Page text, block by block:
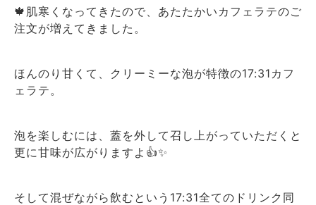
🍁肌寒くなってきたので、あたたかいカフェラテのご
注文が増えてきました。
ほんのり甘くて、クリーミーな泡が特徴の17:31カフ
ェラテ。
泡を楽しむには、蓋を外して召し上がっていただくと
更に甘味が広がりますよ👍✨
そして混ぜながら飲むという17:31全てのドリンク同